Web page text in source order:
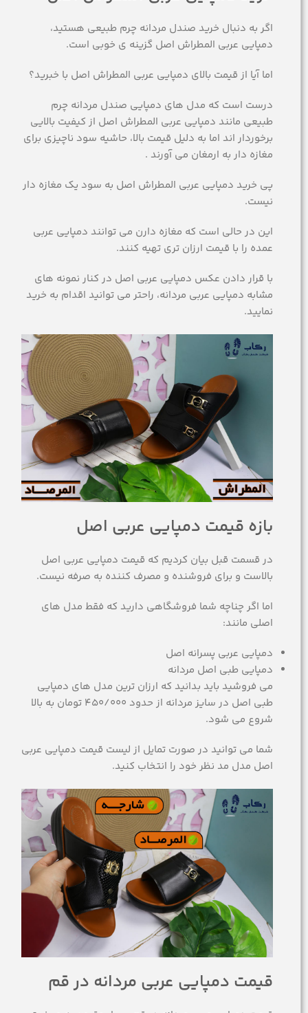
اگر به دنبال خرید صندل مردانه چرم طبیعی هستید،
دمپایی عربی المطراش اصل گزینه ی خوبی است.
اما آیا از قیمت بالای دمپایی عربی المطراش اصل با خبرید؟
درست است که مدل های دمپایی صندل مردانه چرم
طبیعی مانند دمپایی عربی المطراش اصل از کیفیت بالایی
برخوردار اند اما به دلیل قیمت بالا، حاشیه سود ناچیزی برای
مغازه دار به ارمغان می آورند .
پی خرید دمپایی عربی المطراش اصل به سود یک مغازه دار
نیست.
این در حالی است که مغازه دارن می توانند دمپایی عربی
عمده را با قیمت ارزان تری تهیه کنند.
با قرار دادن عکس دمپایی عربی اصل در کنار نمونه های
مشابه دمپایی عربی مردانه، راحتر می توانید اقدام به خرید
نمایید.
بازه قیمت دمپایی عربی اصل
در قسمت قبل بیان کردیم که قیمت دمپایی عربی اصل
بالاست و برای فروشنده و مصرف کننده به صرفه نیست.
اما اگر چناچه شما فروشگاهی دارید که فقط مدل های
اصلی مانند:
دمپایی عربی پسرانه اصل
دمپایی طبی اصل مردانه
می فروشید باید بدانید که ارزان ترین مدل های دمپایی
طبی اصل در سایز مردانه از حدود 450/000 تومان به بالا
شروع می شود.
شما می توانید در صورت تمایل از لیست قیمت دمپایی عربی
اصل مدل مد نظر خود را انتخاب کنید.
قیمت دمپایی عربی مردانه در قم